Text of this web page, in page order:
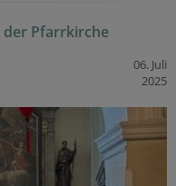
der Pfarrkirche
06. Juli
2025